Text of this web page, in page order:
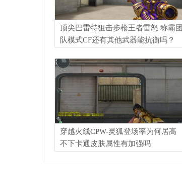
顶尖巴雷特狙击步枪王者雷怒 称霸团
队模式CF还有其他武器能抗衡吗？
穿越火线CPW-灵狐登场率为何居高
不下卡通皮肤属性有加强吗